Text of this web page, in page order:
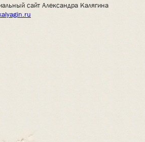
сайт Александра Калягина